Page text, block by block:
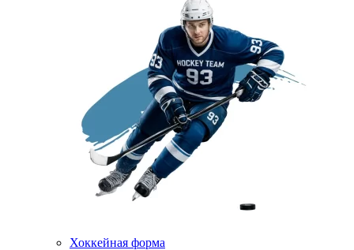
Хоккейная форма